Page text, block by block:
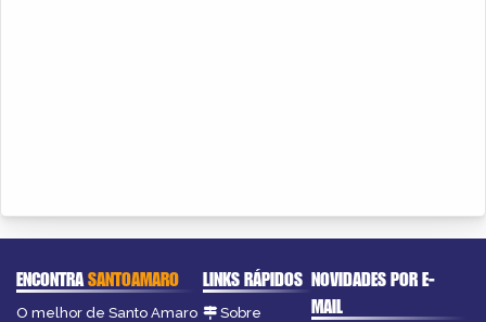
ENCONTRASANTOAMARO
O melhor de Santo Amaro
LINKS RÁPIDOS
Sobre
NOVIDADES POR E-
MAIL